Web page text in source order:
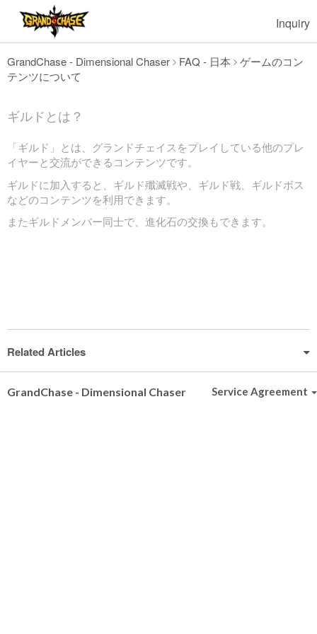
Inquiry
GrandChase - Dimensional Chaser FAQ - 日本
ゲームのコン
テンツについて
ギルドとは？
「ギルド」とは、グランドチェイスをプレイしている他のプレ
イヤーと交流ができるコンテンツです。
ギルドに加入すると、ギルド殲滅戦や、ギルド戦、ギルドボス
などのコンテンツを利用できます。
またギルドメンバー同士で、進化石の交換もできます。
Related Articles
GrandChase - Dimensional Chaser Service Agreement